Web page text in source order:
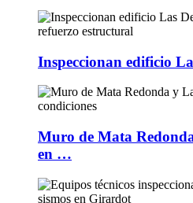
Inspeccionan edificio
Muro de Mata
en …